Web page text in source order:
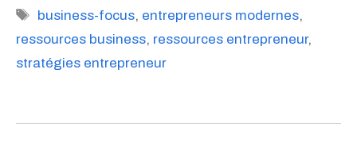
Étiquettes
business-focus, entrepreneurs modernes,
ressources business, ressources entrepreneur,
stratégies entrepreneur